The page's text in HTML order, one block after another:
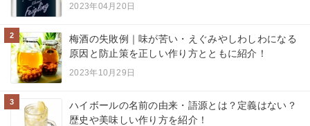
2023年04月20日
2
梅酒の失敗例｜味が苦い・えぐみやしわしわになる
原因と防止策を正しい作り方とともに紹介！
2023年10月29日
3
ハイボールの名前の由来・語源とは？定義はない？
歴史や美味しい作り方を紹介！